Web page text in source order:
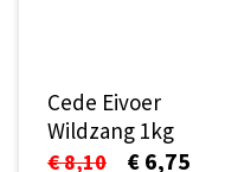
Cede Eivoer
Wildzang 1kg
€ 8,10 € 6,75